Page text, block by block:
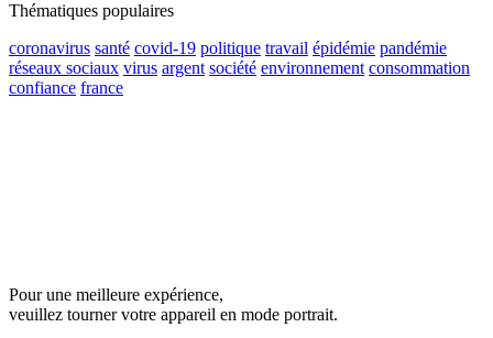
Thématiques populaires
coronavirus santé covid-19 politique travail épidémie pandémie
réseaux sociaux virus argent société environnement consommation
confiance france
Pour une meilleure expérience,
veuillez tourner votre appareil en mode portrait.